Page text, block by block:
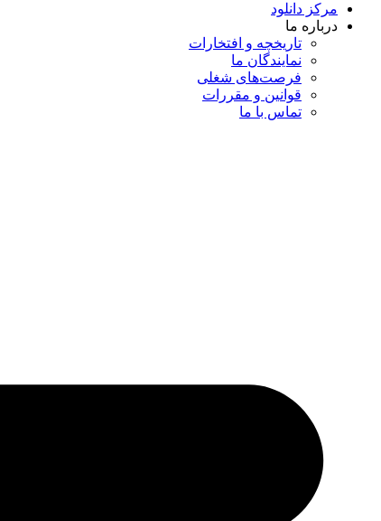
مرکز دانلود
درباره ما
تاریخچه و افتخارات
نمایندگان ما
فرصت‌های شغلی
قوانین و مقررات
تماس با ما